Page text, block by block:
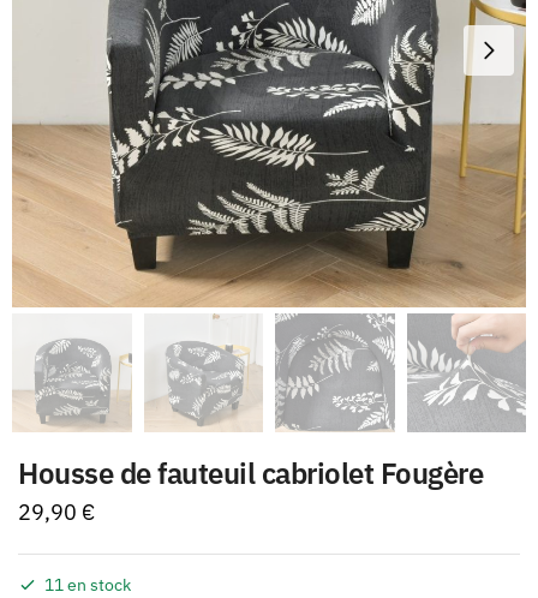
Housse de fauteuil cabriolet Fougère
29,90 €
11 en stock